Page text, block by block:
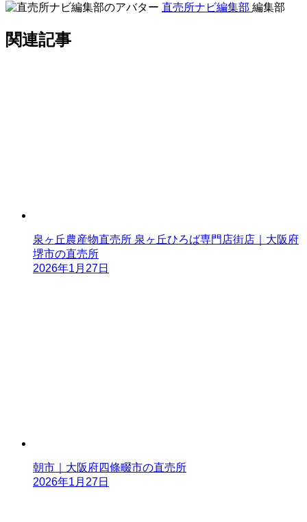
直売所ナビ編集部 編集部
関連記事
泉ヶ丘農産物直売所 泉ヶ丘ひろば専門店街店｜大阪府
堺市の直売所
2026年1月27日
朝市｜大阪府四條畷市の直売所
2026年1月27日